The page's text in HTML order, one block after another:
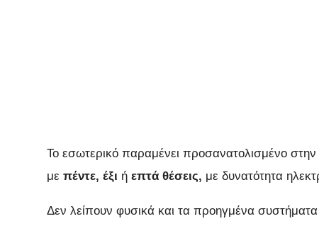
Το εσωτερικό παραμένει προσανατολισμένο
με πέντε, έξι ή επτά θέσεις, με δυνατότητα
Δεν λείπουν φυσικά και τα προηγμένα